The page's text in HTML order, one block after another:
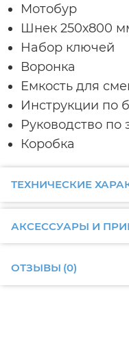
Мотобур
Шнек 250х800
Набор ключей
Воронка
Емкость для
Инструкции по
Руководство по
Коробка
ТЕХНИЧЕСКИЕ
АКСЕССУАРЫ И
ОТЗЫВЫ (0)